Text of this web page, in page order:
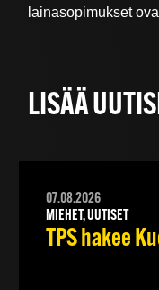
lainasopimukset
LISÄÄ
07.08.2026
MIEHET, UUTISET
TPS hakee